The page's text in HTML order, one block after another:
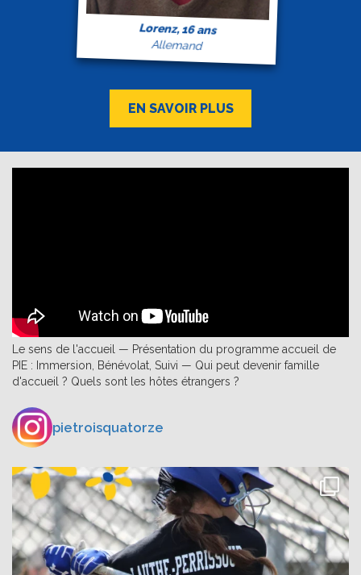
Lorenz, 16 ans
Allemand
EN SAVOIR PLUS
Le sens de l'accueil — Présentation du programme accueil de
PIE : Immersion, Bénévolat, Suivi — Qui peut devenir famille
d'accueil ? Quels sont les hôtes étrangers ?
pietroisquatorze